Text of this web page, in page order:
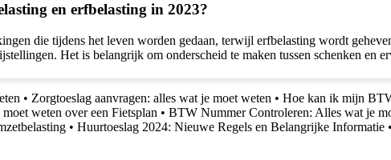
en erfbelasting in 2023?
die tijdens het leven worden gedaan, terwijl erfbelasting wordt
Het is belangrijk om onderscheid te maken tussen schenken en
• Zorgtoeslag aanvragen: alles wat je moet weten • Hoe kan ik mijn
weten over een Fietsplan • BTW Nummer Controleren: Alles wat je
• Huurtoeslag 2024: Nieuwe Regels en Belangrijke Informatie •